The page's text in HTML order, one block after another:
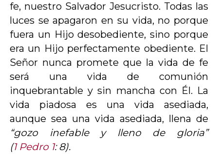
fe, nuestro Salvador Jesucristo. Todas las
luces se apagaron en su vida, no porque
fuera un Hijo desobediente, sino porque
era un Hijo perfectamente obediente. El
Señor nunca promete que la vida de fe
será una vida de comunión
inquebrantable y sin mancha con Él. La
vida piadosa es una vida asediada,
aunque sea una vida asediada, llena de
“gozo inefable y lleno de gloria”
(1 Pedro 1: 8).